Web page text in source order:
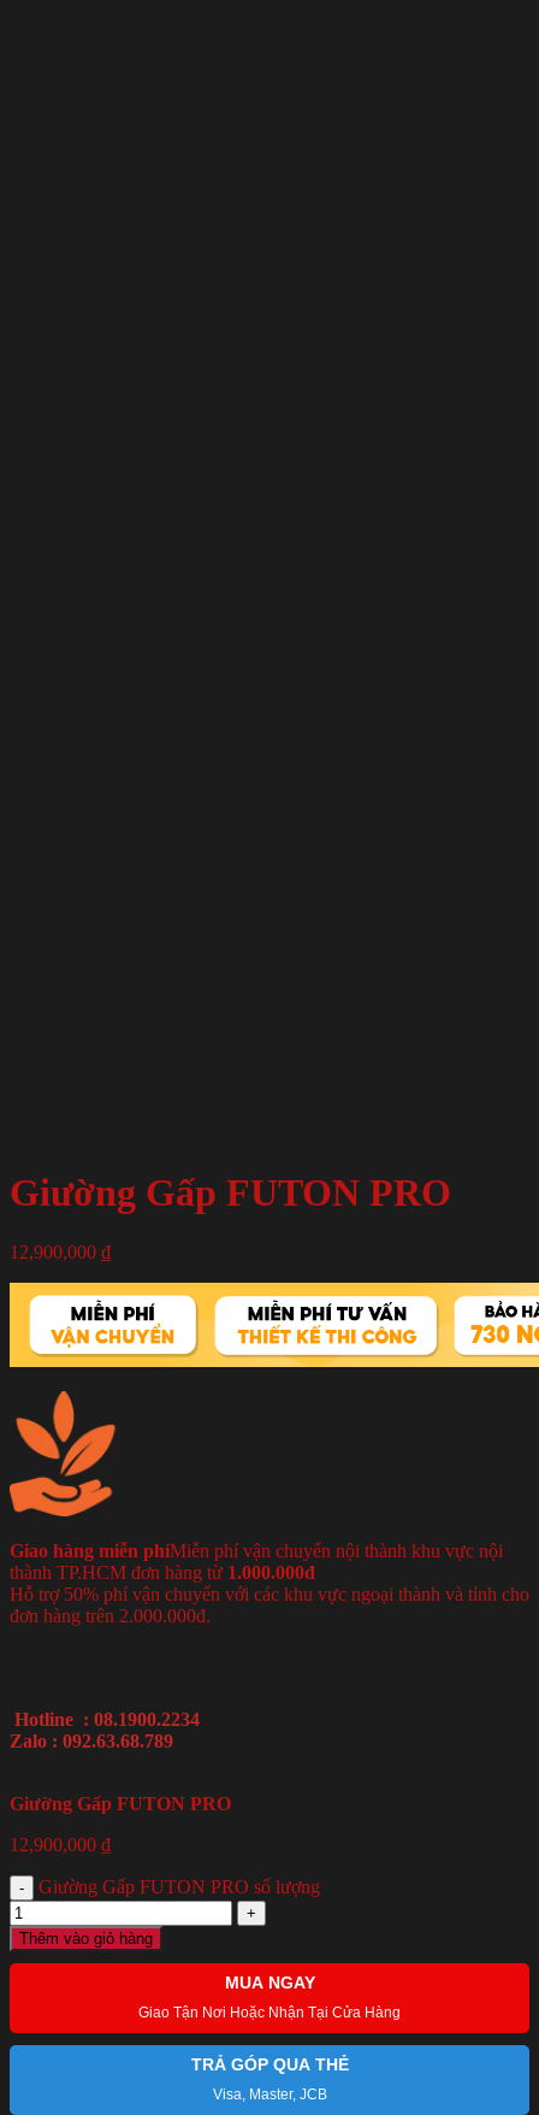
Giường Gấp FUTON PRO
12,900,000 ₫
Giao hàng miễn phíMiễn phí vận chuyển nội thành khu vực nội
thành TP.HCM đơn hàng từ 1.000.000đ
Hỗ trợ 50% phí vận chuyển với các khu vực ngoại thành và tỉnh cho
đơn hàng trên 2.000.000đ.
Hotline : 08.1900.2234
Zalo : 092.63.68.789
Giường Gấp FUTON PRO
12,900,000 ₫
Giường Gấp FUTON PRO số lượng
Thêm vào giỏ hàng
MUA NGAY
Giao Tận Nơi Hoặc Nhận Tại Cửa Hàng
TRẢ GÓP QUA THẺ
Visa, Master, JCB